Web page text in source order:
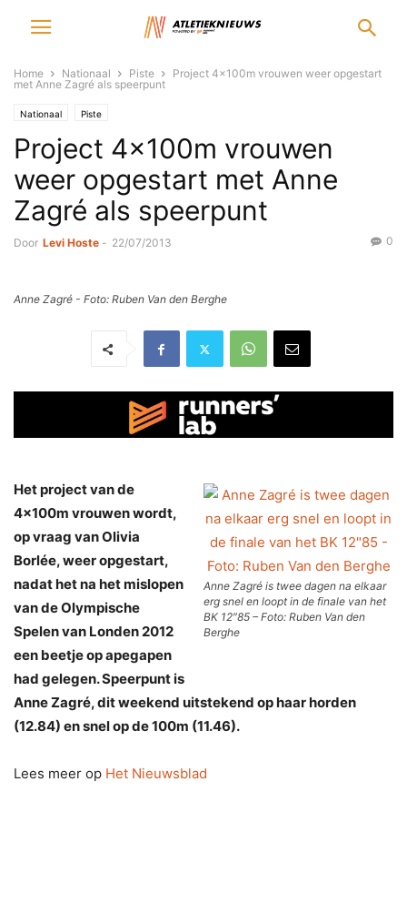
Home Nationaal Piste
Project 4x100m vrouwen weer opgestart
met Anne Zagré als speerpunt
Nationaal Piste
Project 4x100m vrouwen
weer opgestart met Anne
Zagré als speerpunt
Door Levi Hoste - 22/07/2013 0
Anne Zagré - Foto: Ruben Van den Berghe
Anne Zagré is twee dagen na elkaar
erg snel en loopt in de finale van het
BK 12″85 – Foto: Ruben Van den
Berghe
Het project van de
4x100m vrouwen wordt,
op vraag van Olivia
Borlée, weer opgestart,
nadat het na het mislopen
van de Olympische
Spelen van Londen 2012
een beetje op apegapen
had gelegen. Speerpunt is
Anne ­Zagré, dit weekend uitstekend op haar horden
(12.84) en snel op de 100m (11.46).
Lees meer op Het Nieuwsblad